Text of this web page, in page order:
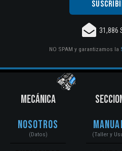
31,886
NO SPAM y garantizamos la
MECÁNICA
Nosotros
(Datos) (Taller y